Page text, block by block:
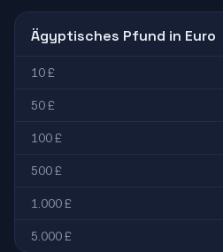
Ägyptisches Pfund in Euro
10 £
50 £
100 £
500 £
1.000 £
5.000 £